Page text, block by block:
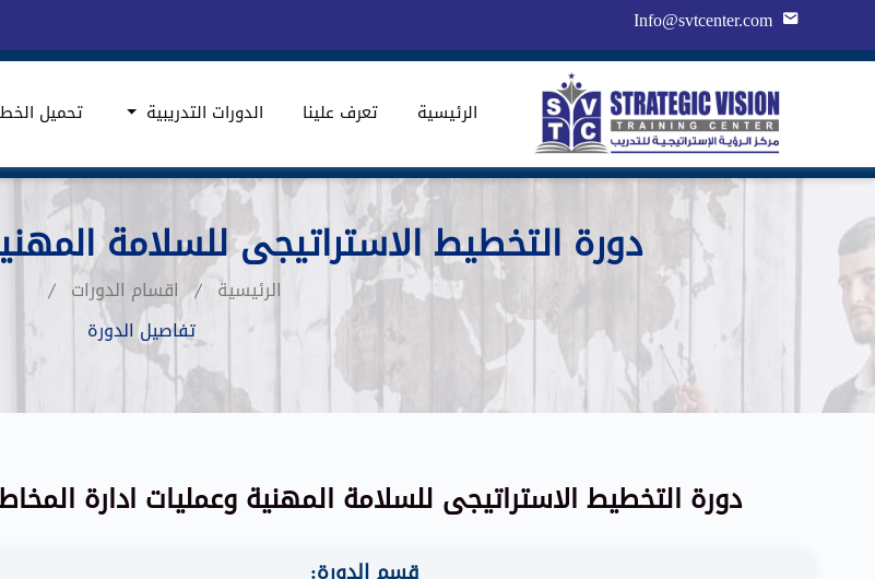
Info@svtcenter.com
الرئيسية تعرف علينا الدورات التدريبية تحميل
دورة التخطيط الاستراتيجى للسلامة
الرئيسية
اقسام الدورات
تفاصيل الدورة
دورة التخطيط الاستراتيجى للسلامة المهنية وعمليات ادارة